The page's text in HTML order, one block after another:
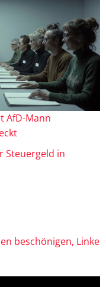
AfD-Mann
Steuergeld in
beschönigen, Linke